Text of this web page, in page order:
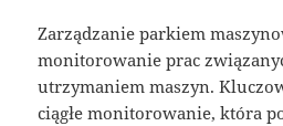
Zarządzanie parkiem
monitorowanie prac
utrzymaniem maszyn.
ciągłe monitorowanie, która